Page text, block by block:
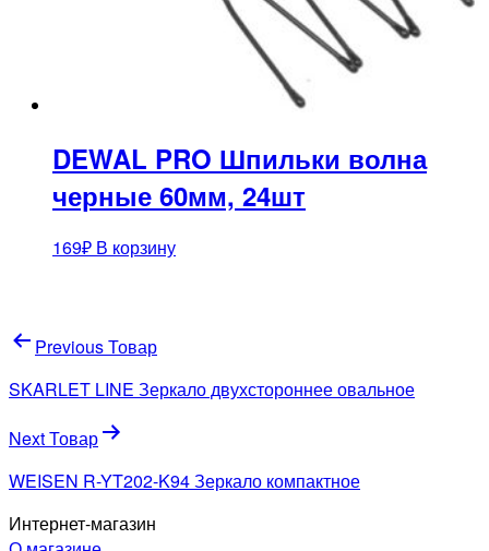
DEWAL PRO Шпильки волна
черные 60мм, 24шт
169₽ В корзину
Навигация
по
записям
Previous Товар
SKARLET LINE Зеркало двухстороннее овальное
Next Товар
WEISEN R-YT202-K94 Зеркало компактное
Интернет-магазин